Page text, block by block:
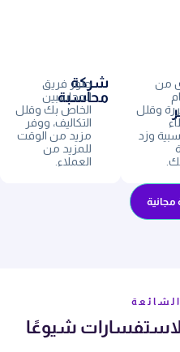
من
وقلل
وزد
شركة
محاسبة
طور فريق
المحاسبين
الخاص بك وقلل
التكاليف، ووفر
مزيد من الوقت
للمزيد من
العملاء.
مجانية
شيوعًا